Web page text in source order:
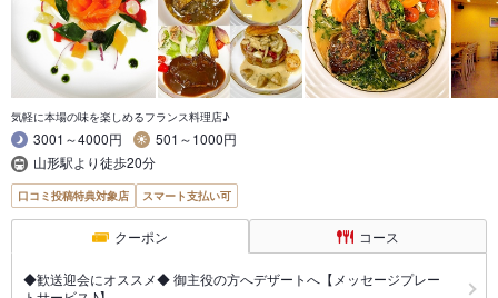
気軽に本場の味を楽しめるフランス料理店♪
3001～4000円
501～1000円
山形駅より徒歩20分
口コミ投稿特典対象店 スマート支払い可
クーポン コース
◆歓送迎会にオススメ◆ 御主役の方へデザートへ【メッセージプレー